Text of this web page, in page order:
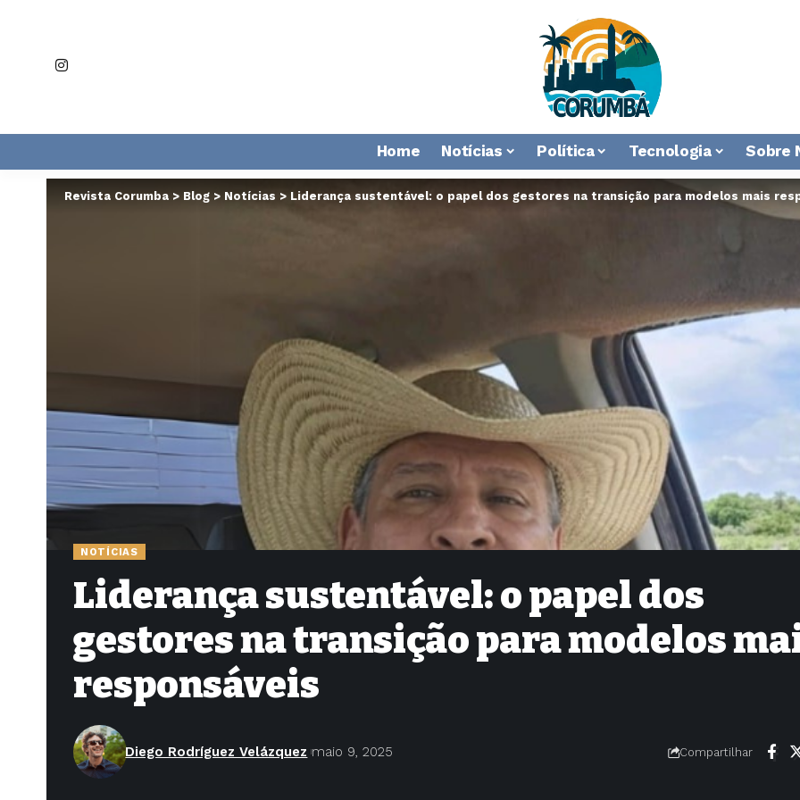
Home Notícias Política Tecnologia Sobre
Revista Corumba > Blog > Notícias > Liderança sustentável: o papel dos gestores na transição para modelos mais
NOTÍCIAS
Liderança sustentável: o papel dos
gestores na transição para modelos
responsáveis
Diego Rodríguez Velázquez maio 9, 2025 Compartilhar